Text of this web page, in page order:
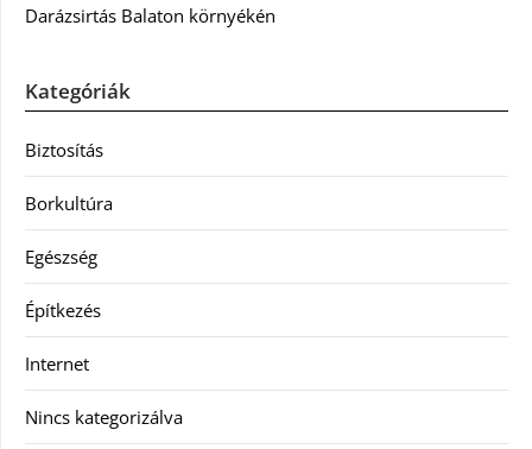
Darázsirtás Balaton környékén
Kategóriák
Biztosítás
Borkultúra
Egészség
Építkezés
Internet
Nincs kategorizálva